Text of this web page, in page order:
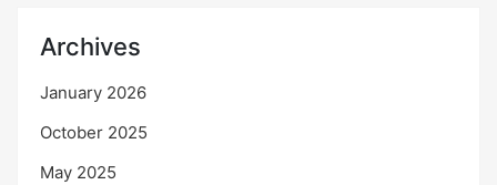
Archives
January 2026
October 2025
May 2025